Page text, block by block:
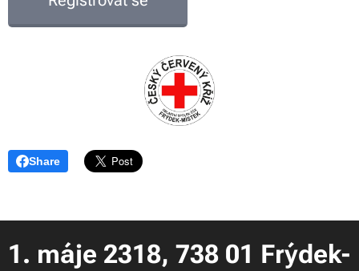
Share
1. máje 2318, 738 01 Frýdek-